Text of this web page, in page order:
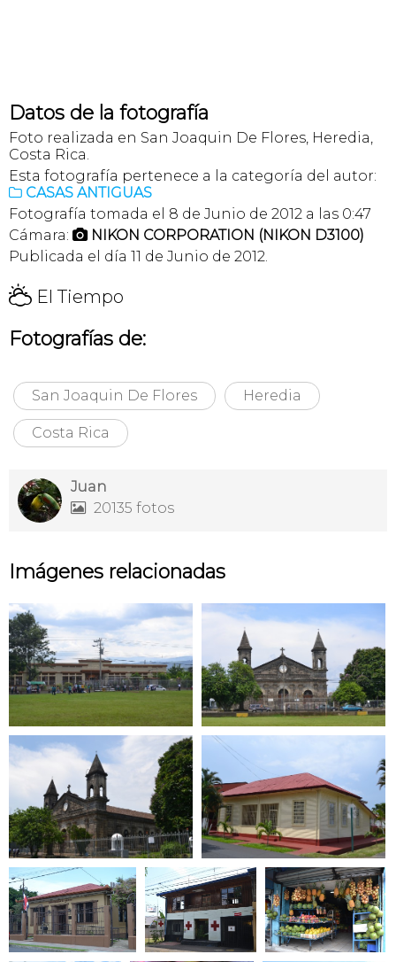
Datos de la fotografía
Foto realizada en San Joaquin De Flores, Heredia,
Costa Rica.
Esta fotografía pertenece a la categoría del autor:
 CASAS ANTIGUAS
Fotografía tomada el 8 de Junio de 2012 a las 0:47
Cámara:  NIKON CORPORATION (NIKON D3100)
Publicada el día 11 de Junio de 2012.
H El Tiempo
Fotografías de:
San Joaquin De Flores Heredia
Costa Rica
Juan
 20135 fotos
Imágenes relacionadas